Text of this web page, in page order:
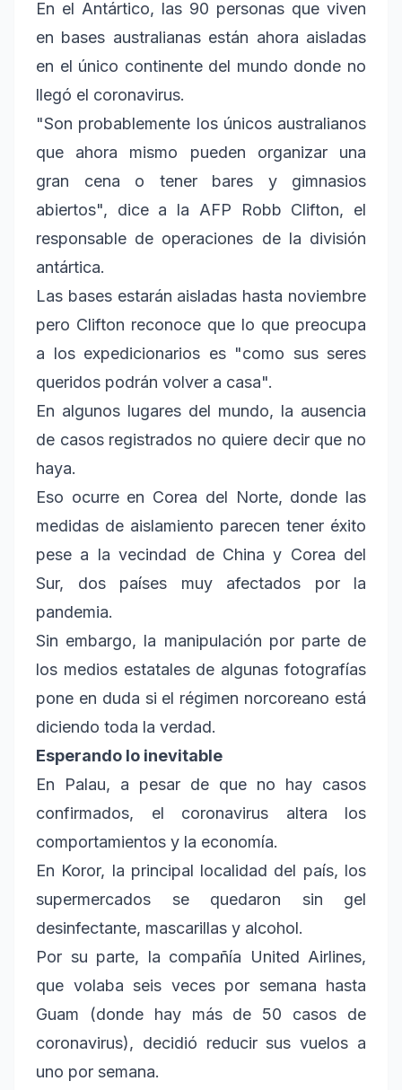
En el Antártico, las 90 personas que viven
en bases australianas están ahora aisladas
en el único continente del mundo donde no
llegó el coronavirus.
"Son probablemente los únicos australianos
que ahora mismo pueden organizar una
gran cena o tener bares y gimnasios
abiertos", dice a la AFP Robb Clifton, el
responsable de operaciones de la división
antártica.
Las bases estarán aisladas hasta noviembre
pero Clifton reconoce que lo que preocupa
a los expedicionarios es "como sus seres
queridos podrán volver a casa".
En algunos lugares del mundo, la ausencia
de casos registrados no quiere decir que no
haya.
Eso ocurre en Corea del Norte, donde las
medidas de aislamiento parecen tener éxito
pese a la vecindad de China y Corea del
Sur, dos países muy afectados por la
pandemia.
Sin embargo, la manipulación por parte de
los medios estatales de algunas fotografías
pone en duda si el régimen norcoreano está
diciendo toda la verdad.
Esperando lo inevitable
En Palau, a pesar de que no hay casos
confirmados, el coronavirus altera los
comportamientos y la economía.
En Koror, la principal localidad del país, los
supermercados se quedaron sin gel
desinfectante, mascarillas y alcohol.
Por su parte, la compañía United Airlines,
que volaba seis veces por semana hasta
Guam (donde hay más de 50 casos de
coronavirus), decidió reducir sus vuelos a
uno por semana.